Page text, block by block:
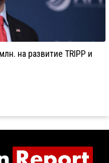
на развитие TRIPP и